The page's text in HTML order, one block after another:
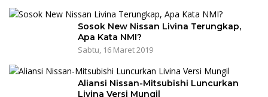
Sosok New Nissan Livina Terungkap,
Apa Kata NMI?
Sabtu, 16 Maret 2019
Aliansi Nissan-Mitsubishi Luncurkan
Livina Versi Mungil